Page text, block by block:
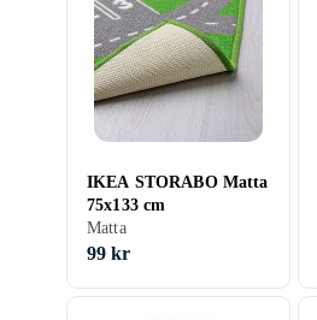
IKEA STORABO Matta
75x133 cm
Matta
99 kr